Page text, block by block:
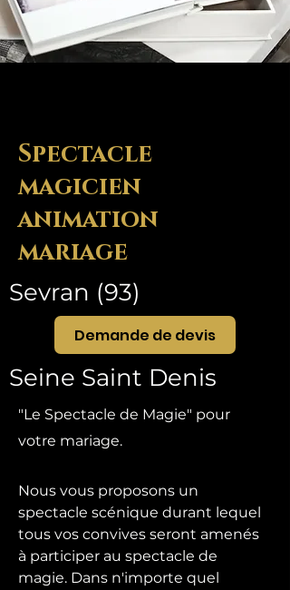
Spectacle
magicien
animation
mariage
Sevran (93)
Demande de devis
Seine Saint Denis
"Le Spectacle de Magie" pour
votre mariage.
Nous vous proposons un
spectacle scénique durant lequel
tous vos convives seront amenés
à participer au spectacle de
magie. Dans n'importe quel